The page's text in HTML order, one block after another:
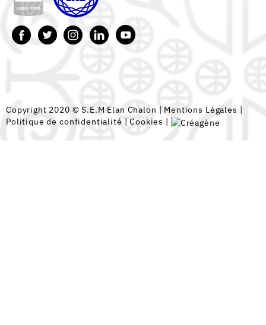
Copyright 2020 © S.E.M Elan Chalon | Mentions Légales |
Politique de confidentialité |Cookies |